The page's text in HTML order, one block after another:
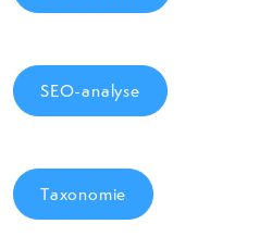
SEO-analyse
Taxonomie